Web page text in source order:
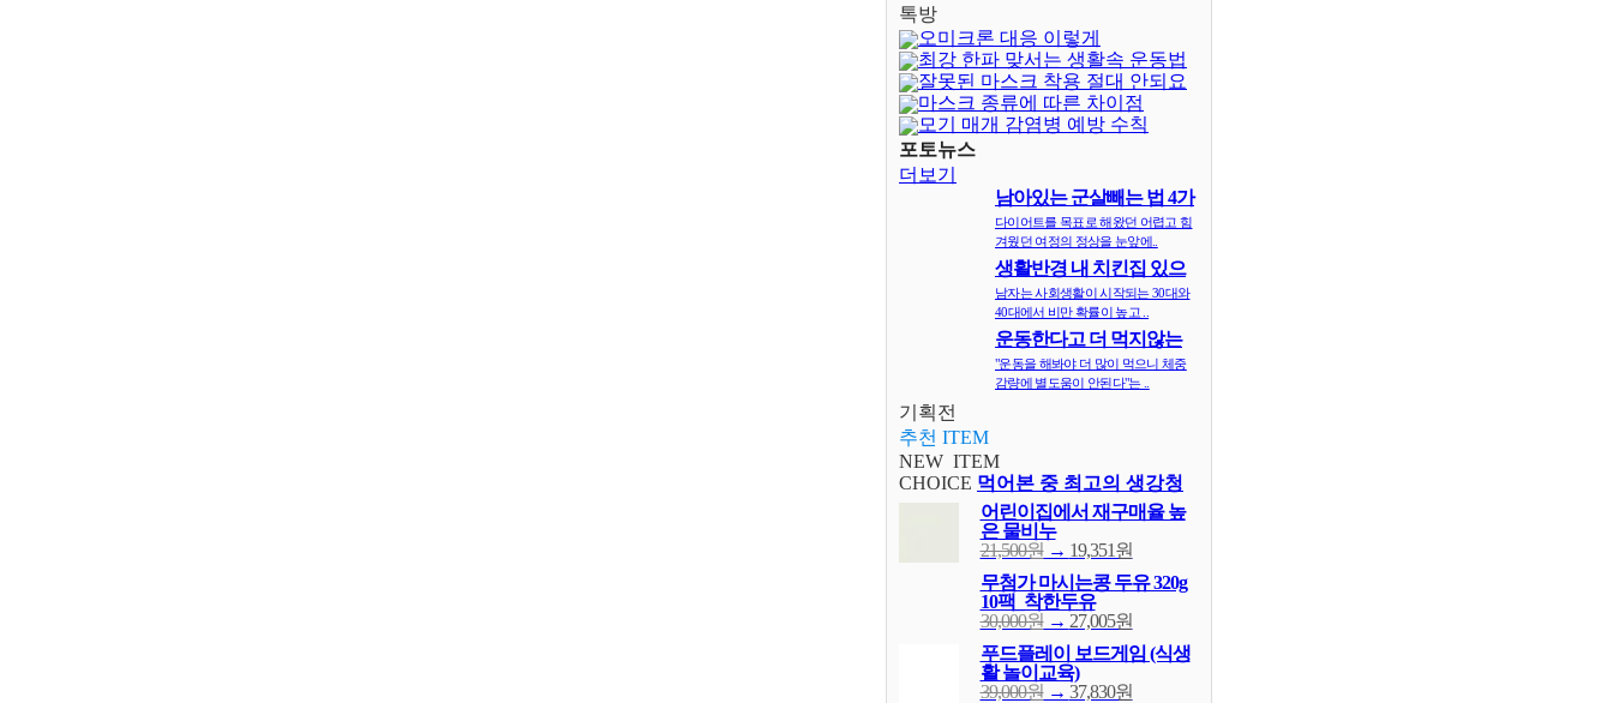
톡방
오미크론 대응 이렇게
최강 한파 맞서는 생활속 운동법
은?잘못된 마스크 착용 절대 안되요
마스크 종류에 따른 차이점
모기 매개 감염병 예방 수칙
포토뉴스
더보기
남아있는 군살빼는 법 4가
지
다이어트를 목표로 해왔던 어렵고 힘
겨웠던 여정의 정상을 눈앞에..
생활반경 내 치킨집 있으
면 비만확률 ..
남자는 사회생활이 시작되는 30대와
40대에서 비만 확률이 높고 ..
운동한다고 더 먹지않는
다? 오히려 식..
"운동을 해봐야 더 많이 먹으니 체중
감량에 별도움이 안된다"는 ..
기획전
추천 ITEM
NEW ITEM
CHOICE 먹어본 중 최고의 생강청
어린이집에서 재구매율 높
은 물비누
21,500원→ 19,351원
무첨가 마시는콩 두유 320g
10팩_착한두유
30,000원→ 27,005원
푸드플레이 보드게임 (식생
활 놀이교육)
39,000원→ 37,830원